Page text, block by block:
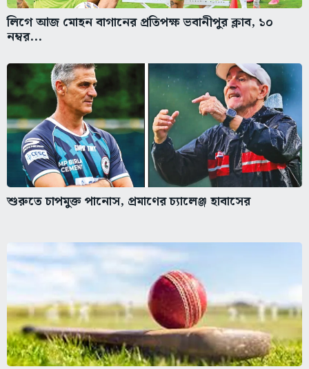
লিগে আজ মোহন বাগানের প্রতিপক্ষ ভবানীপুর ক্লাব, ১০
নম্বর...
শুরুতে চাপমুক্ত পানোস, প্রমাণের চ্যালেঞ্জ হাবাসের